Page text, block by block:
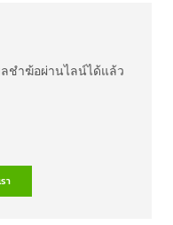
ชำฆ้อผ่านไลน์ได้แล้ว
า